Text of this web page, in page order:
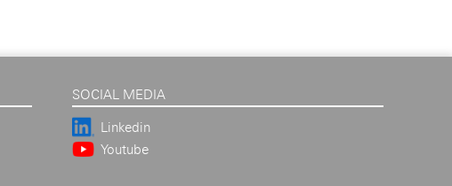
SOCIAL MEDIA
Linkedin
Youtube